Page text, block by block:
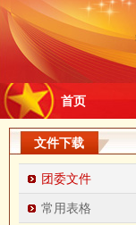
首页
文件下载
团委文件
常用表格